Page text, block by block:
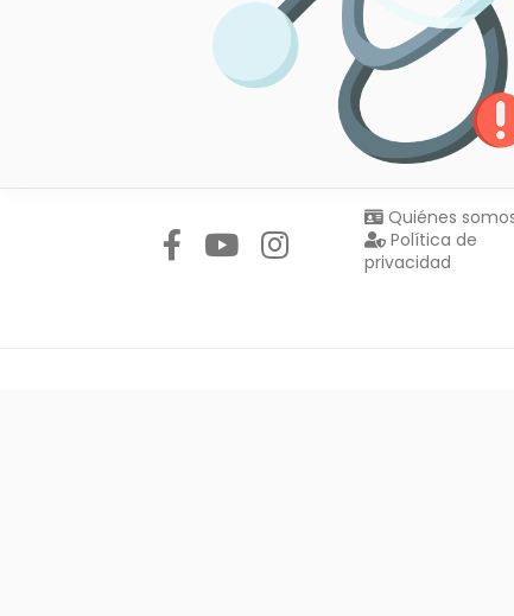
Quiénes
Política de
privacidad